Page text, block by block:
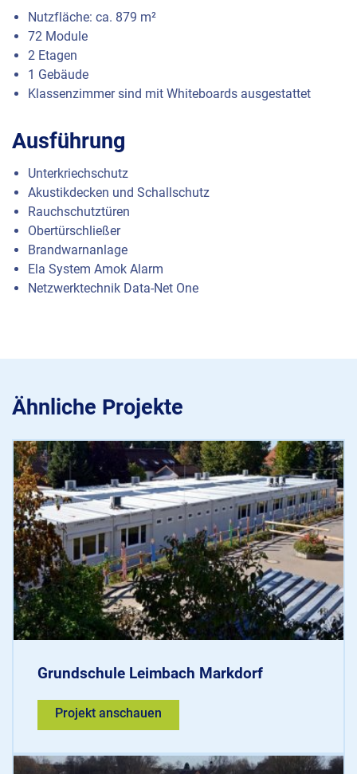
Nutzfläche: ca. 879 m²
72 Module
2 Etagen
1 Gebäude
Klassenzimmer sind mit Whiteboards ausgestattet
Ausführung
Unterkriechschutz
Akustikdecken und Schallschutz
Rauchschutztüren
Obertürschließer
Brandwarnanlage
Ela System Amok Alarm
Netzwerktechnik Data-Net One
Ähnliche Projekte
Grundschule Leimbach Markdorf
Projekt anschauen